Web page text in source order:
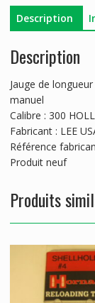
300
H
Description
Description
Jauge de
manuel
Calibre : 300
Fabricant : LEE
Référence
Produit neuf
Produits